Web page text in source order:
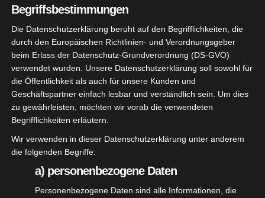
Der Glückliche
Verlierer
Zielen über die
Bommel
Der Glückliche
Verlierer (Gewinner)
Passt!
Die Smoker
Andächtige Tresen
Gespräche
Begriffsbestimmungen
Die Datenschutzerklärung beruht auf den Begrifflichkeiten, die
durch den Europäischen Richtlinien- und Verordnungsgeber
beim Erlass der Datenschutz-Grundverordnung (DS-GVO)
verwendet wurden. Unsere Datenschutzerklärung soll sowohl für
die Öffentlichkeit als auch für unsere Kunden und
Geschäftspartner einfach lesbar und verständlich sein. Um dies
zu gewährleisten, möchten wir vorab die verwendeten
Begrifflichkeiten erläutern.
Wir verwenden in dieser Datenschutzerklärung unter anderem
die folgenden Begriffe:
a) personenbezogene Daten
Personenbezogene Daten sind alle Informationen, die